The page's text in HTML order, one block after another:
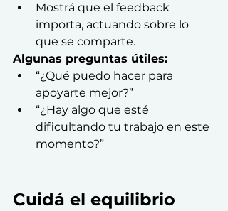
Mostrá que el feedback
importa, actuando sobre lo
que se comparte.
Algunas preguntas útiles:
“¿Qué puedo hacer para
apoyarte mejor?”
“¿Hay algo que esté
dificultando tu trabajo en este
momento?”
Cuidá el equilibrio